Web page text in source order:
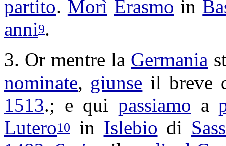
partito. Morì Erasmo in
anni9.
3. Or mentre la Germania
nominate, giunse il breve
1513.; e qui passiamo a
Lutero10 in Islebio di